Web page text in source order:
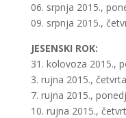
06. srpnja 2015.,
09. srpnja 2015.,
JESENSKI ROK:
31. kolovoza 2015.,
3. rujna 2015.,
7. rujna 2015.,
10. rujna 2015.,